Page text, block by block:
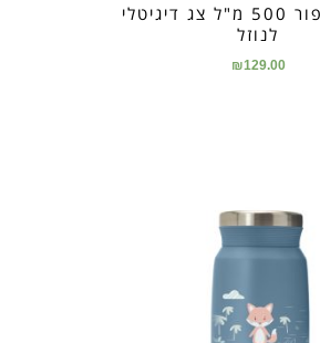
תרמוס אפור 500 מ"ל צג דיגיטלי
לנוזל
₪129.00